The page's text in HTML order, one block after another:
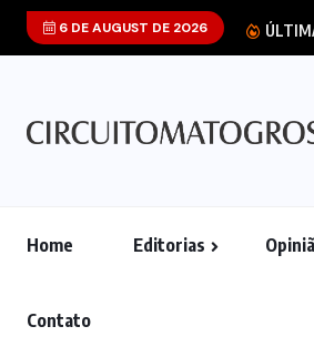
6 DE AUGUST DE 2026
Home Editorias
Contato